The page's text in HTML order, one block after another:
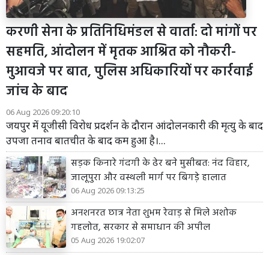
करणी सेना के प्रतिनिधिमंडल से वार्ता: दो मांगों पर
सहमति, आंदोलन में मृतक आश्रित को नौकरी-
मुआवजे पर बात, पुलिस अधिकारियों पर कार्रवाई
जांच के बाद
06 Aug 2026 09:20:10
जयपुर में यूजीसी विरोध प्रदर्शन के दौरान आंदोलनकारी की मृत्यु के बाद
उपजा तनाव बातचीत के बाद कम हुआ है।...
सड़क किनारे गंदगी के ढेर बने मुसीबत: नंद विहार,
जालूपुरा और वस्थली मार्ग पर बिगड़े हालात
06 Aug 2026 09:13:25
अनशनरत छात्र नेता शुभम रेवाड़ से मिले अशोक
गहलोत, सरकार से समाधान की अपील
05 Aug 2026 19:02:07